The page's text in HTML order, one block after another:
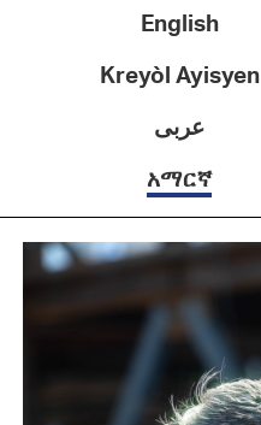
English
Kreyòl Ayisyen
عربى
አማርኛ